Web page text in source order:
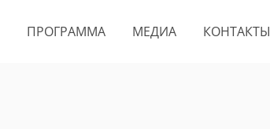
ПРОГРАММА МЕДИА КОНТАКТЫ